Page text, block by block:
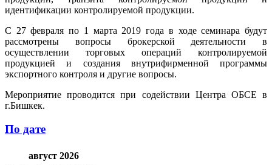
идентификации контролируемой продукции.
С 27 февраля по 1 марта 2019 года в ходе семинара будут
рассмотрены вопросы брокерской деятельности в
осуществлении торговых операций контролируемой
продукцией и создания внутрифирменной программы
экспортного контроля и другие вопросы.
Мероприятие проводится при содействии Центра ОБСЕ в
г.Бишкек.
По дате
август 2026